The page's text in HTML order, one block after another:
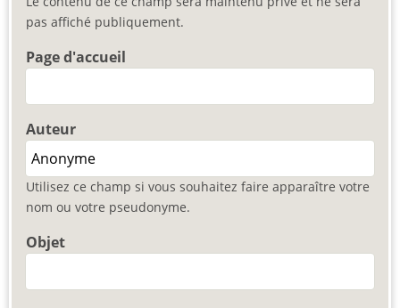
pas affiché publiquement.
Page d'accueil
Auteur
Utilisez ce champ si vous souhaitez faire apparaître votre
nom ou votre pseudonyme.
Objet